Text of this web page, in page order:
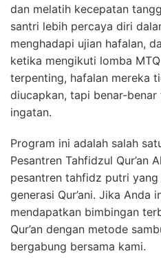
dan melatih kecepatan
santri lebih percaya diri
menghadapi ujian hafalan,
ketika mengikuti lomba
terpenting, hafalan mereka
diucapkan, tapi benar-
ingatan.
Program ini adalah salah
Pesantren Tahfidzul Qur’an
pesantren tahfidz putri
generasi Qur’ani. Jika Anda
mendapatkan bimbingan
Qur’an dengan metode
bergabung bersama kami.